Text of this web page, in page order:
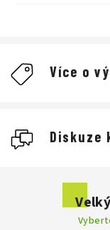
Diskuze
Přidat komentář
Více o